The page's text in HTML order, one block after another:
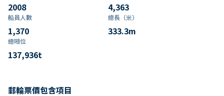
2008 4,363
船員人數
1,370
總長（米）
333.3m
總噸位
137,936t
郵輪票價包含項目